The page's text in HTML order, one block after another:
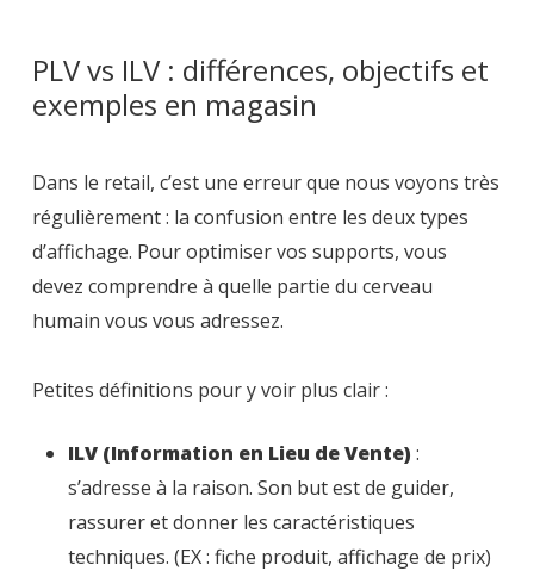
PLV vs ILV : différences, objectifs et
exemples en magasin
Dans le retail, c’est une erreur que nous voyons très
régulièrement : la confusion entre les deux types
d’affichage. Pour optimiser vos supports, vous
devez comprendre à quelle partie du cerveau
humain vous vous adressez.
Petites définitions pour y voir plus clair :
ILV (Information en Lieu de Vente) :
s’adresse à la raison. Son but est de guider,
rassurer et donner les caractéristiques
techniques. (EX : fiche produit, affichage de prix)